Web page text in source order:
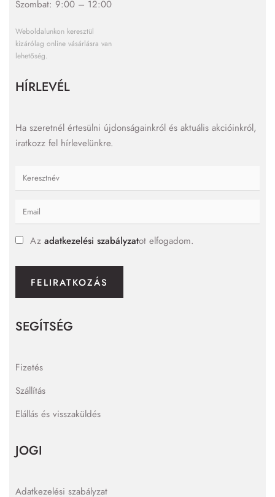
Szombat: 9:00 – 12:00
Weboldalunkon keresztül
kizárólag online vásárlásra van
lehetőség.
SEGÍTSÉG
Fizetés
Szállítás
Elállás és visszaküldés
JOGI
Adatkezelési szabályzat
HÍRLEVÉL
Ha szeretnél értesülni újdonságainkról és aktuális akcióinkról,
iratkozz fel hírlevelünkre.
Az adatkezelési szabályzatot elfogadom.
FELIRATKOZÁS